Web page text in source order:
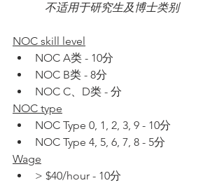
不适用于研究生及博士类别
NOC skill level
NOC A类 - 10分
NOC B类 - 8分
NOC C、D类 - 分
NOC type
NOC Type 0, 1, 2, 3, 9 - 10分
NOC Type 4, 5, 6, 7, 8 - 5分
Wage
> $40/hour - 10分